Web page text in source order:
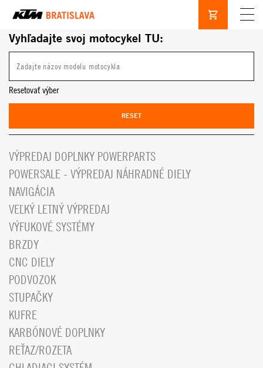
Vyhľadajte svoj motocykel TU:
Resetovať výber
RESET
VÝPREDAJ DOPLNKY POWERPARTS
POWERSALE - VÝPREDAJ NÁHRADNÉ DIELY
NAVIGÁCIA
VEĽKÝ LETNÝ VÝPREDAJ
VÝFUKOVÉ SYSTÉMY
BRZDY
CNC DIELY
PODVOZOK
STUPAČKY
KUFRE
KARBÓNOVÉ DOPLNKY
REŤAZ/ROZETA